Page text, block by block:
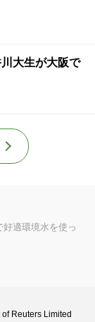
大生が大阪で
適環境水を使っ
Reuters Limited